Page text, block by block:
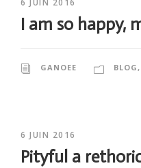
6 JUIN 2016
I am so happy,
GANOEE BLOG,
6 JUIN 2016
Pityful a